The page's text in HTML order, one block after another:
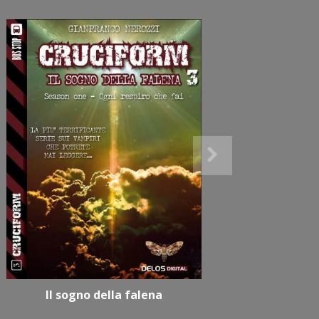
Il sogno della falena